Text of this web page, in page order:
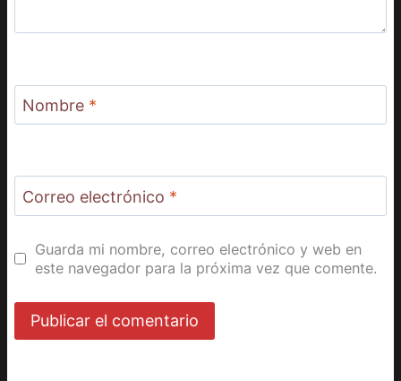
Nombre *
Correo electrónico *
Guarda mi nombre, correo electrónico y web en
este navegador para la próxima vez que comente.